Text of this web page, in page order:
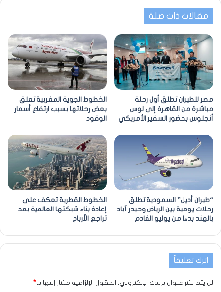
مقالات ذات صلة
مصر للطيران تطلق أول رحلة
مباشرة من القاهرة إلى لوس
أنجلوس بحضور السفير الأمريكي
الخطوط الجوية المغربية تعلق
بعض رحلاتها بسبب ارتفاع أسعار
الوقود
“طيران أديل” السعودية تطلق
رحلات يومية بين الرياض وحيدر آباد
بالهند بدءا من يوليو القادم
الخطوط القطرية تعكف على
إعادة بناء شبكتها العالمية بعد
تراجع الأرباح
اترك تعليقاً
لن يتم نشر عنوان بريدك الإلكتروني. الحقول الإلزامية مشار إليها بـ *